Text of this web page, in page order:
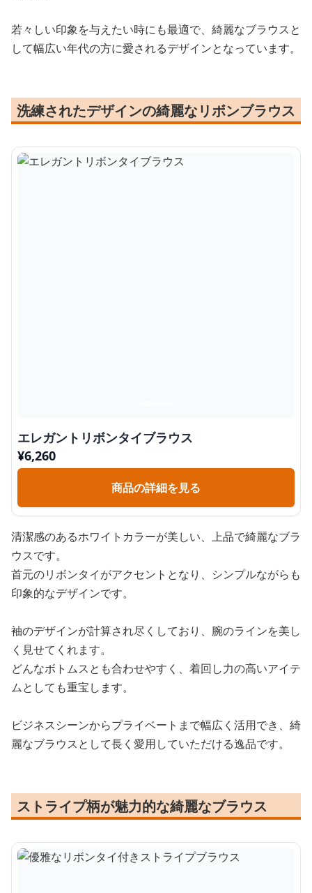
若々しい印象を与えたい時にも最適で、綺麗なブラウスと
して幅広い年代の方に愛されるデザインとなっています。
洗練されたデザインの綺麗なリボンブラウス
エレガントリボンタイブラウス
¥6,260
商品の詳細を見る
清潔感のあるホワイトカラーが美しい、上品で綺麗なブラ
ウスです。
首元のリボンタイがアクセントとなり、シンプルながらも
印象的なデザインです。
袖のデザインが計算され尽くしており、腕のラインを美し
く見せてくれます。
どんなボトムスとも合わせやすく、着回し力の高いアイテ
ムとしても重宝します。
ビジネスシーンからプライベートまで幅広く活用でき、綺
麗なブラウスとして長く愛用していただける逸品です。
ストライプ柄が魅力的な綺麗なブラウス